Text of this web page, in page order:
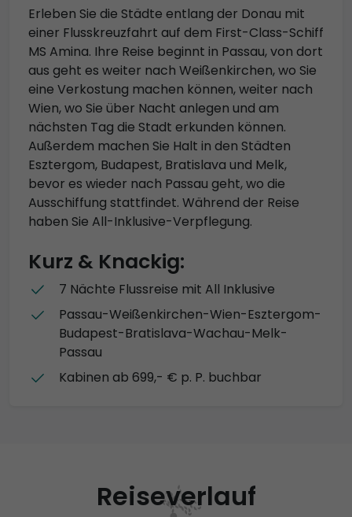
Erleben Sie die Städte entlang der Donau mit
einer Flusskreuzfahrt auf dem First-Class-Schiff
MS Amina. Ihre Reise beginnt in Passau, von dort
aus geht es weiter nach Weißenkirchen, wo Sie
eine Verkostung machen können, weiter nach
Wien, wo Sie über Nacht anlegen und am
nächsten Tag die Stadt erkunden können.
Außerdem machen Sie Halt in den Städten
Esztergom, Budapest, Bratislava und Melk,
bevor es wieder nach Passau geht, wo die
Ausschiffung stattfindet. Während der Reise
haben Sie All-Inklusive-Verpflegung.
Kurz & Knackig:
7 Nächte Flussreise mit All Inklusive
Passau-Weißenkirchen-Wien-Esztergom-
Budapest-Bratislava-Wachau-Melk-
Passau
Kabinen ab 699,- € p. P. buchbar
Reiseverlauf